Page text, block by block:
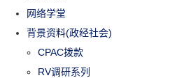
网络学堂
背景资料(政经社会)
CPAC拨款
RV调研系列